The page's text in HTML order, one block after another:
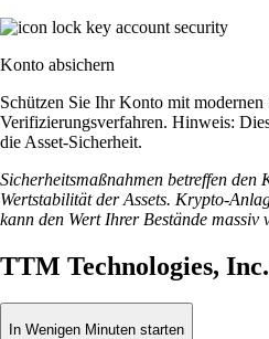
Konto absichern
Schützen Sie Ihr Konto mit modernen
Verifizierungsverfahren. Hinweis:
die Asset-Sicherheit.
Sicherheitsmaßnahmen betreffen den
Wertstabilität der Assets. Krypto-
kann den Wert Ihrer Bestände massiv
TTM Technologies,
In Wenigen Minuten starten